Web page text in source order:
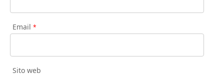
Email *
Sito web